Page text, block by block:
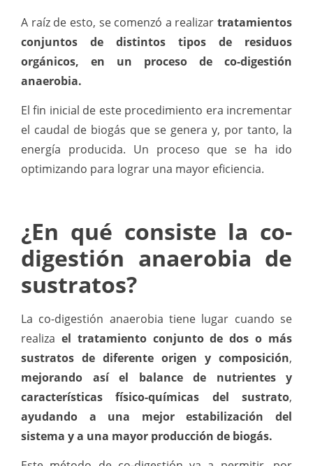
A raíz de esto, se comenzó a realizar tratamientos
conjuntos de distintos tipos de residuos
orgánicos, en un proceso de co-digestión
anaerobia.
El fin inicial de este procedimiento era incrementar
el caudal de biogás que se genera y, por tanto, la
energía producida. Un proceso que se ha ido
optimizando para lograr una mayor eficiencia.
¿En qué consiste la co-
digestión anaerobia de
sustratos?
La co-digestión anaerobia tiene lugar cuando se
realiza el tratamiento conjunto de dos o más
sustratos de diferente origen y composición,
mejorando así el balance de nutrientes y
características físico-químicas del sustrato,
ayudando a una mejor estabilización del
sistema y a una mayor producción de biogás.